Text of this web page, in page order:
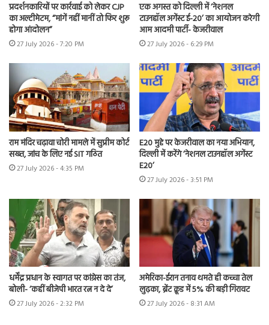
प्रदर्शनकारियों पर कार्रवाई को लेकर CJP
का अल्टीमेटम, “मांगें नहीं मानीं तो फिर शुरू
होगा आंदोलन”
27 July 2026 - 7:20 PM
एक अगस्त को दिल्ली में ‘नेशनल
टाउनहॉल अगेंस्ट ई-20’ का आयोजन करेगी
आम आदमी पार्टी- केजरीवाल
27 July 2026 - 6:29 PM
राम मंदिर चढ़ावा चोरी मामले में सुप्रीम कोर्ट
सख्त, जांच के लिए नई SIT गठित
27 July 2026 - 4:35 PM
E20 मुद्दे पर केजरीवाल का नया अभियान,
दिल्ली में करेंगे ‘नेशनल टाउनहॉल अगेंस्ट
E20’
27 July 2026 - 3:51 PM
धर्मेंद्र प्रधान के स्वागत पर कांग्रेस का तंज,
बोली- ‘कहीं बीजेपी भारत रत्न न दे दे’
27 July 2026 - 2:32 PM
अमेरिका-ईरान तनाव थमते ही कच्चा तेल
लुढ़का, ब्रेंट क्रूड में 5% की बड़ी गिरावट
27 July 2026 - 8:31 AM